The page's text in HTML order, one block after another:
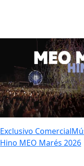
Exclusivo Comercial
Hino MEO Marés 2026